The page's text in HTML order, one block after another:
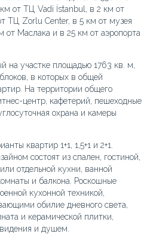
от ТЦ Vadi İstanbul, в 2 км от
ТЦ Zorlu Center, в 5 км от музея
Маслака и в 25 км от аэропорта
на участке площадью 1763 кв. м,
в которых в общей
На территории общего
центр, кафетерий, пешеходные
охрана и камеры
квартир 1+1, 1,5+1 и 2+1.
состоят из спален, гостиной,
отдельной кухни, ванной
и балкона. Роскошные
кухонной техникой,
обилие дневного света,
и керамической плитки,
и душем.